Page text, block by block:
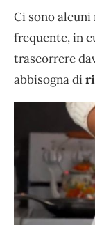
Ci sono alcuni
frequente, in
trascorrere
abbisogna di